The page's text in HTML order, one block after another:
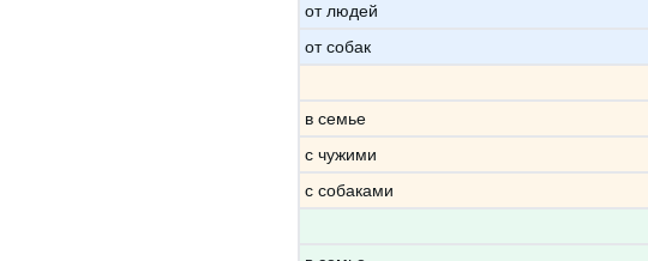
от людей
от собак
в семье
с чужими
с собаками